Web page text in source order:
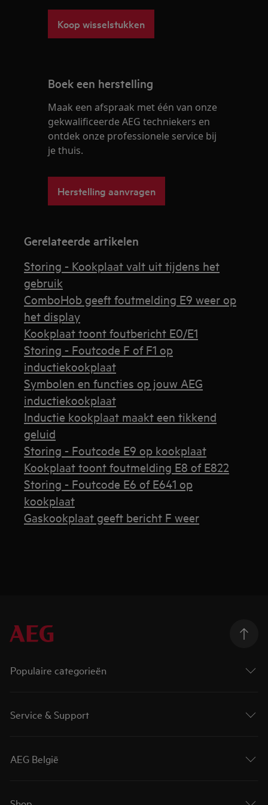
Koop wisselstukken
Boek een herstelling
Maak een afspraak met één van onze
gekwalificeerde AEG techniekers en
ontdek onze professionele service bij
je thuis.
Herstelling aanvragen
Gerelateerde artikelen
Storing - Kookplaat valt uit tijdens het
gebruik
ComboHob geeft foutmelding E9 weer op
het display
Kookplaat toont foutbericht E0/E1
Storing - Foutcode F of F1 op
inductiekookplaat
Symbolen en functies op jouw AEG
inductiekookplaat
Inductie kookplaat maakt een tikkend
geluid
Storing - Foutcode E9 op kookplaat
Kookplaat toont foutmelding E8 of E822
Storing - Foutcode E6 of E641 op
kookplaat
Gaskookplaat geeft bericht F weer
Populaire categorieën
Service & Support
AEG België